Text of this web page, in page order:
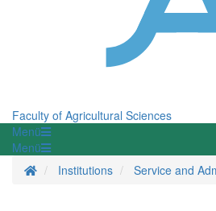
Faculty of Agricultural Sciences
Menü
Menü
Homepage
Institutions Service and